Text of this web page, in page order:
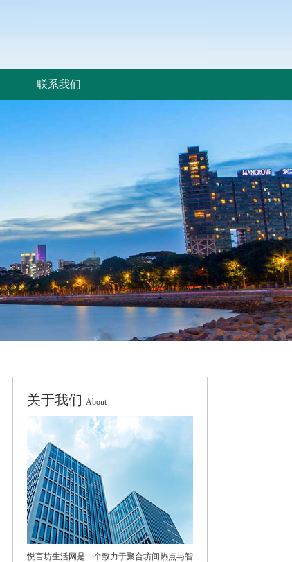
联系我们
关于我们 About
悦言坊生活网是一个致力于聚合坊间热点与智